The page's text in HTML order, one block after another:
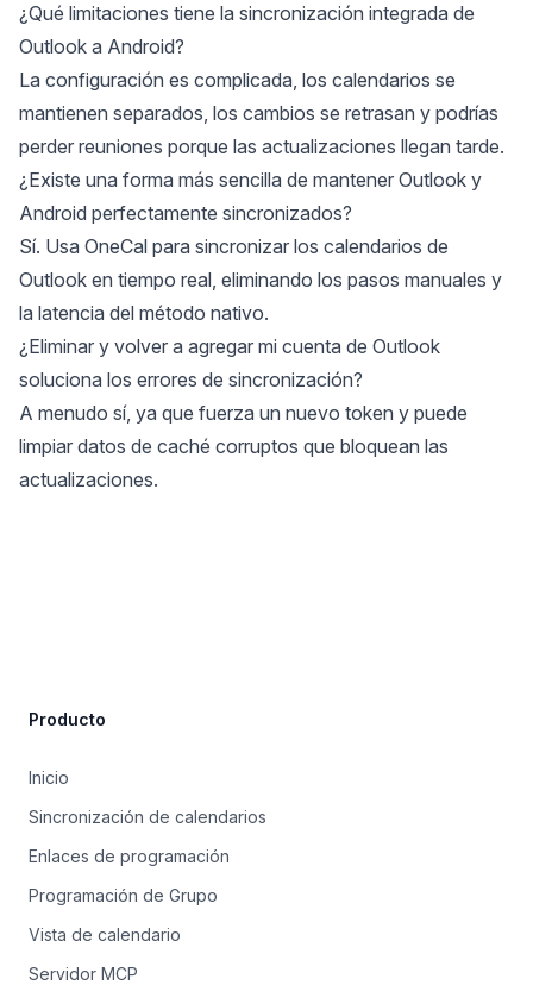
¿Qué limitaciones tiene la sincronización integrada de
Outlook a Android?
La configuración es complicada, los calendarios se
mantienen separados, los cambios se retrasan y podrías
perder reuniones porque las actualizaciones llegan tarde.
¿Existe una forma más sencilla de mantener Outlook y
Android perfectamente sincronizados?
Sí. Usa OneCal para sincronizar los calendarios de
Outlook en tiempo real, eliminando los pasos manuales y
la latencia del método nativo.
¿Eliminar y volver a agregar mi cuenta de Outlook
soluciona los errores de sincronización?
A menudo sí, ya que fuerza un nuevo token y puede
limpiar datos de caché corruptos que bloquean las
actualizaciones.
Producto
Inicio
Sincronización de calendarios
Enlaces de programación
Programación de Grupo
Vista de calendario
Servidor MCP